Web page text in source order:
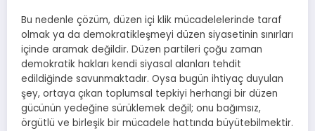
Bu nedenle çözüm, düzen içi klik mücadelelerinde taraf
olmak ya da demokratikleşmeyi düzen siyasetinin sınırları
içinde aramak değildir. Düzen partileri çoğu zaman
demokratik hakları kendi siyasal alanları tehdit
edildiğinde savunmaktadır. Oysa bugün ihtiyaç duyulan
şey, ortaya çıkan toplumsal tepkiyi herhangi bir düzen
gücünün yedeğine sürüklemek değil; onu bağımsız,
örgütlü ve birleşik bir mücadele hattında büyütebilmektir.